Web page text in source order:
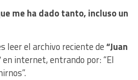
me ha dado tanto, incluso un
leer el archivo reciente de“Juan
en internet, entrando por: “El